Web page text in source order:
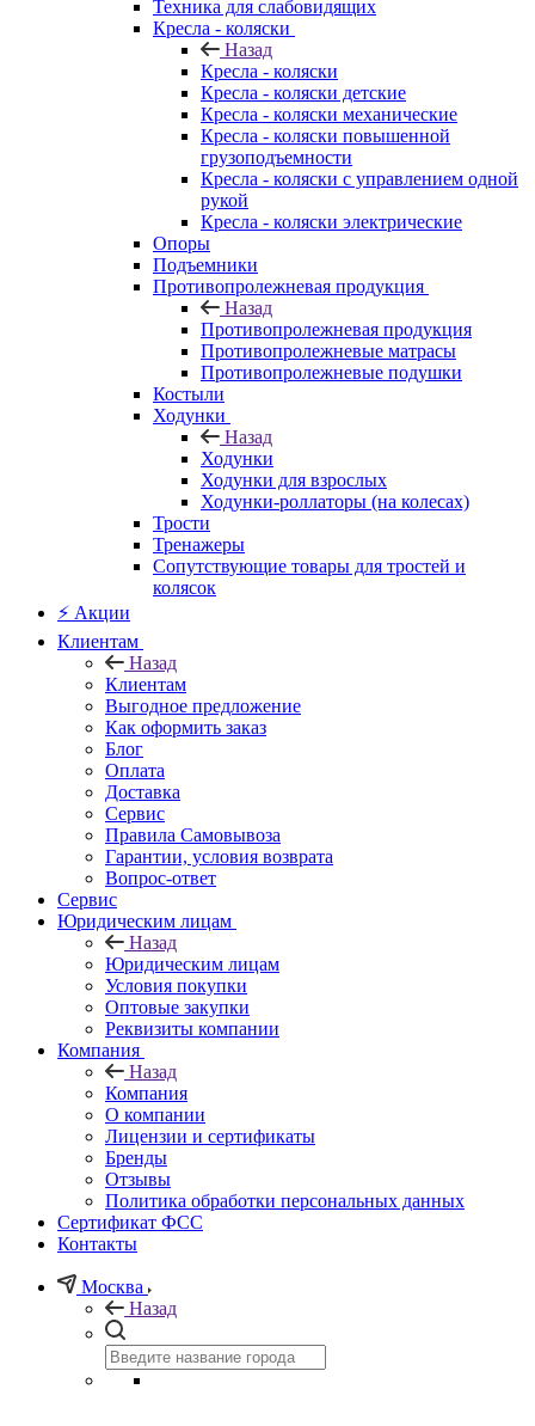
Техника для слабовидящих
Кресла - коляски
Назад
Кресла - коляски
Кресла - коляски детские
Кресла - коляски механические
Кресла - коляски повышенной
грузоподъемности
Кресла - коляски с управлением одной
рукой
Кресла - коляски электрические
Опоры
Подъемники
Противопролежневая продукция
Назад
Противопролежневая продукция
Противопролежневые матрасы
Противопролежневые подушки
Костыли
Ходунки
Назад
Ходунки
Ходунки для взрослых
Ходунки-роллаторы (на колесах)
Трости
Тренажеры
Сопутствующие товары для тростей и
колясок
⚡ Акции
Клиентам
Назад
Клиентам
Выгодное предложение
Как оформить заказ
Блог
Оплата
Доставка
Сервис
Правила Самовывоза
Гарантии, условия возврата
Вопрос-ответ
Сервис
Юридическим лицам
Назад
Юридическим лицам
Условия покупки
Оптовые закупки
Реквизиты компании
Компания
Назад
Компания
О компании
Лицензии и сертификаты
Бренды
Отзывы
Политика обработки персональных данных
Сертификат ФСС
Контакты
Москва
Назад